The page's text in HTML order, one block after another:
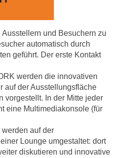
und Besuchern zu
automatisch durch
geführt. Der erste Kontakt
werden die innovativen
auf der Ausstellungsfläche
vorgestellt. In der Mitte jeder
eine Multimediakonsole (für
auf der
Lounge umgestaltet: dort
diskutieren und innovative